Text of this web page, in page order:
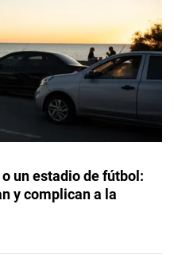
un estadio de fútbol:
y complican a la